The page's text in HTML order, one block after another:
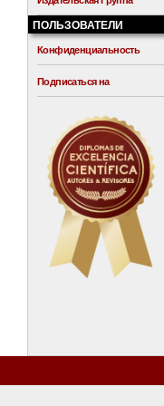
ПОЛЬЗОВАТЕЛИ
Конфиденциальность
Подписаться на